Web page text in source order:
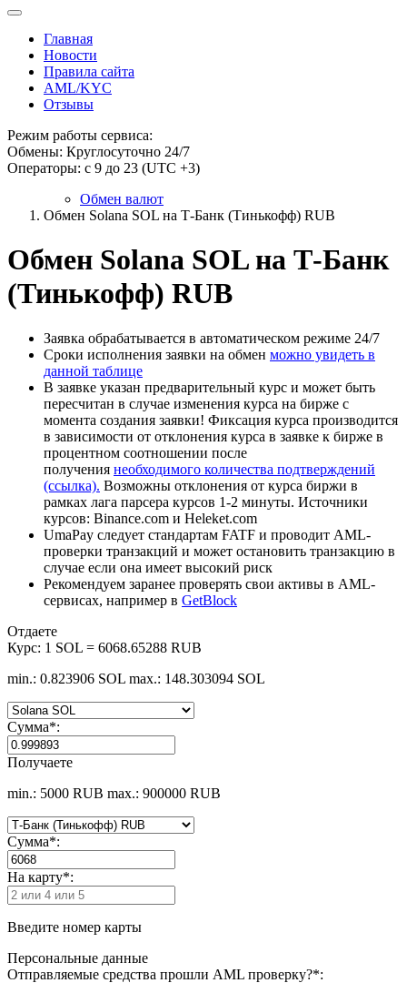
Главная
Новости
Правила сайта
AML/KYC
Отзывы
Режим работы сервиса:
Обмены: Круглосуточно 24/7
Операторы: с 9 до 23 (UTC +3)
Обмен валют
Обмен Solana SOL на Т-Банк (Тинькофф) RUB
Обмен Solana SOL на Т-Банк
(Тинькофф) RUB
Заявка обрабатывается в автоматическом режиме 24/7
Сроки исполнения заявки на обмен можно увидеть в
данной таблице
В заявке указан предварительный курс и может быть
пересчитан в случае изменения курса на бирже с
момента создания заявки! Фиксация курса производится
в зависимости от отклонения курса в заявке к бирже в
процентном соотношении после
получения необходимого количества подтверждений
(ссылка). Возможны отклонения от курса биржи в
рамках лага парсера курсов 1-2 минуты. Источники
курсов: Binance.com и Heleket.com
UmaPay следует стандартам FATF и проводит AML-
проверки транзакций и может остановить транзакцию в
случае если она имеет высокий риск
Рекомендуем заранее проверять свои активы в AML-
сервисах, например в GetBlock
Отдаете
Курс: 1 SOL = 6068.65288 RUB
min.: 0.823906 SOL max.: 148.303094 SOL
Сумма*:
Получаете
min.: 5000 RUB max.: 900000 RUB
Сумма*:
На карту*:
Введите номер карты
Персональные данные
Отправляемые средства прошли AML проверку?*: